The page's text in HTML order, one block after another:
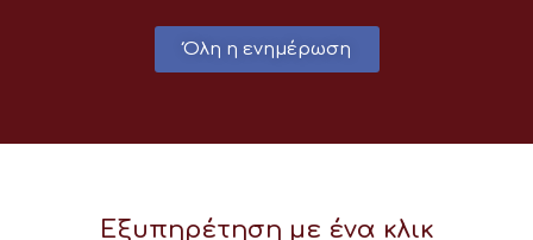
Όλη η ενημέρωση
Εξυπηρέτηση με ένα κλικ